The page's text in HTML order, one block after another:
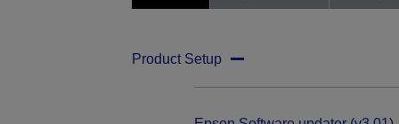
Product Setup